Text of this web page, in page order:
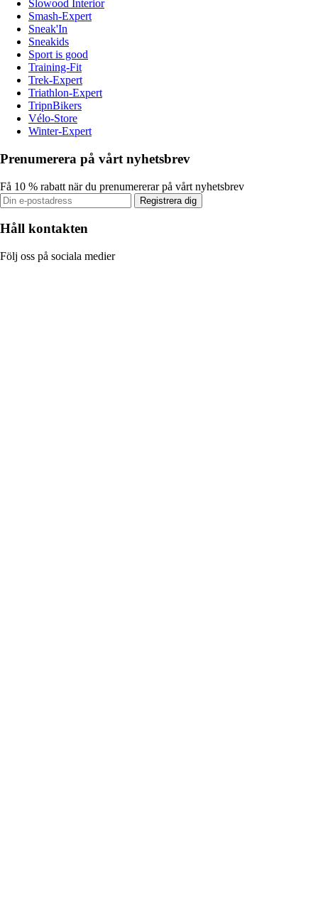
Slowood Interior
Smash-Expert
Sneak'In
Sneakids
Sport is good
Training-Fit
Trek-Expert
Triathlon-Expert
TripnBikers
Vélo-Store
Winter-Expert
Prenumerera på vårt nyhetsbrev
Få 10 % rabatt när du prenumererar på vårt nyhetsbrev
Registrera dig
Håll kontakten
Följ oss på sociala medier